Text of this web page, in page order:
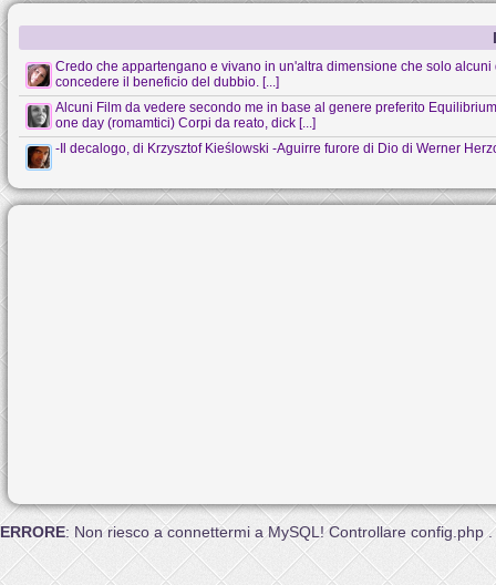
Credo che appartengano e vivano in un'altra dimensione che solo
concedere il beneficio del dubbio. [...]
Alcuni Film da vedere secondo me in base al genere preferito
one day (romamtici) Corpi da reato, dick [...]
-Il decalogo, di Krzysztof Kieślowski -Aguirre furore di Dio di Werner
ERRORE: Non riesco a connettermi a MySQL! Controllare config.php .